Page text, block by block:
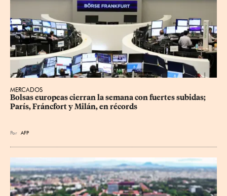
MERCADOS
Bolsas europeas cierran la semana con fuertes subidas;
París, Fráncfort y Milán, en récords
Por AFP